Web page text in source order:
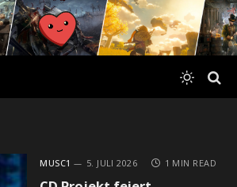
MUSC1 5. JULI 2026 1 MIN READ